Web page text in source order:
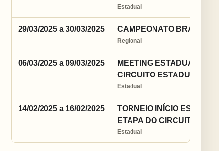
Estadual
29/03/2025 a 30/03/2025 CAMPEONATO
Regional
06/03/2025 a 09/03/2025
MEETING ESTADUAL DE
CIRCUITO ESTADUAL
Estadual
14/02/2025 a 16/02/2025
TORNEIO INÍCIO
ETAPA DO CIRCUITO
Estadual